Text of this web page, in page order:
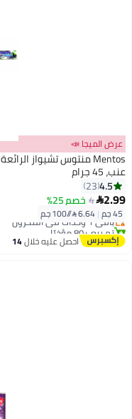
عرض الميجا 📣
Mentos منتوس تشيواز الرائعة
عنب، 45 جرام
4.5
23
2.99
4خصم 25%
45 جم |
أقل سعر في السنة
توصيل مجاني
باقي 1 وحدات في المخزون
تم بيع +80 مؤخرًا
أقل سعر في السنة
احصل عليه خلال14